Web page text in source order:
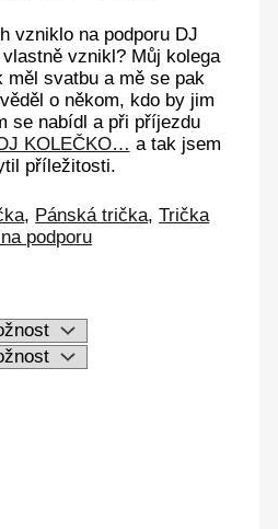
vzniklo na podporu DJ
vznikl? Můj kolega
měl svatbu a mě se pak
o někom, kdo by jim
se nabídl a při příjezdu
KOLEČKO… a tak jsem
příležitosti.
, Pánská trička,Trička
podporu